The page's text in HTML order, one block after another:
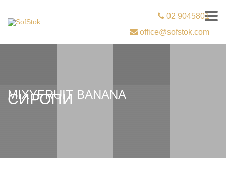
02 9045801
office@sofstok.com
СИРОПИ
MIXYFRUIT BANANA